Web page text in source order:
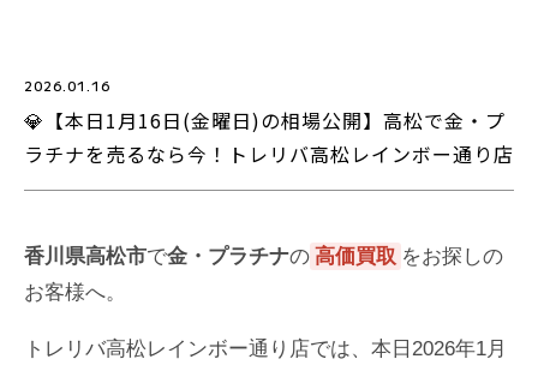
💎【本日1月16日(金曜日)の相場公開】高松で金・プ
ラチナを売るなら今！トレリバ高松レインボー通り店
2026.01.16
香川県高松市で金・プラチナの 高価買取 をお探しの
お客様へ。
トレリバ高松レインボー通り店では、本日2026年1月